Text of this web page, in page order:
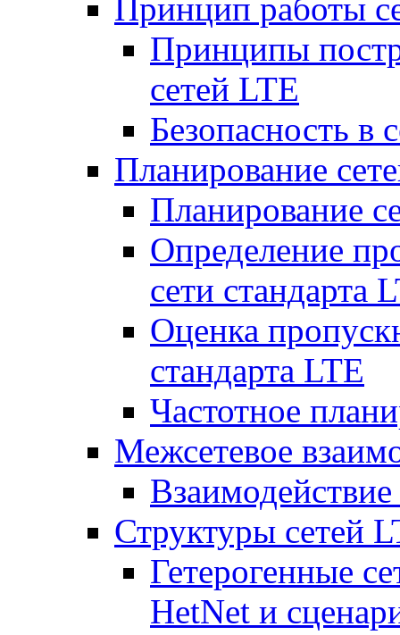
Принцип работы
Принципы
сетей LTE
Безопасность в
Планирование
Планирование
Определение
сети стандарта
Оценка
стандарта LTE
Частотное
Межсетевое
Структуры сетей
Гетерогенные
HetNet и